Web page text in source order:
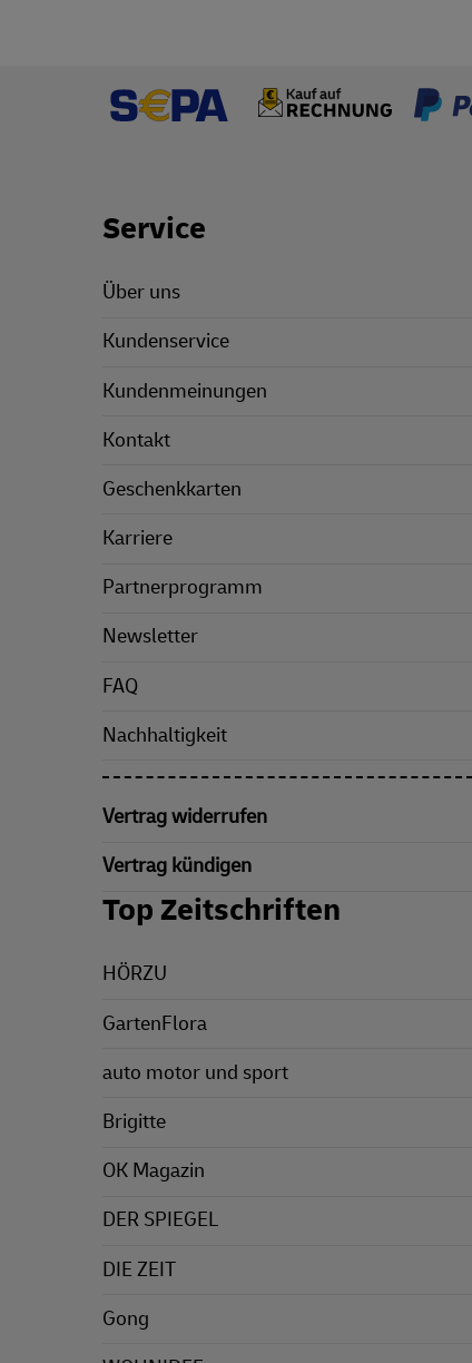
Footer Links
Service
Über uns
Kundenservice
Kundenmeinungen
Kontakt
Geschenkkarten
Karriere
Partnerprogramm
Newsletter
FAQ
Nachhaltigkeit
Vertrag widerrufen
Vertrag kündigen
Top Zeitschriften
HÖRZU
GartenFlora
auto motor und sport
Brigitte
OK Magazin
DER SPIEGEL
DIE ZEIT
Gong